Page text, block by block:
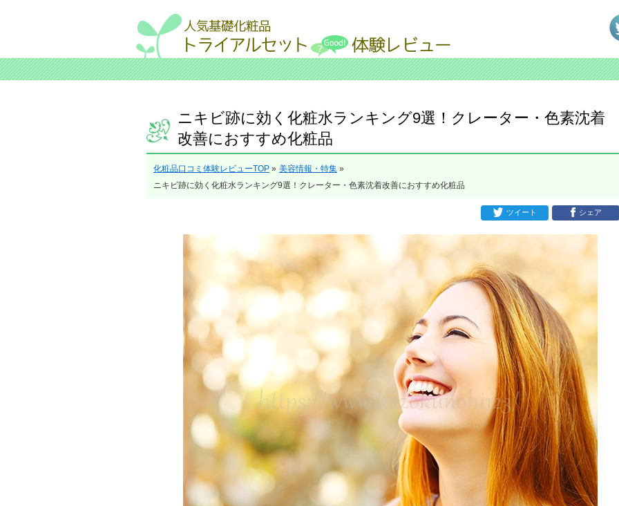
ニキビ跡に効く化粧水ランキング9選！クレーター・色素沈着
改善におすすめ化粧品
化粧品口コミ体験レビューTOP » 美容情報・特集 »
ニキビ跡に効く化粧水ランキング9選！クレーター・色素沈着改善におすすめ化粧品
ツイート シェア